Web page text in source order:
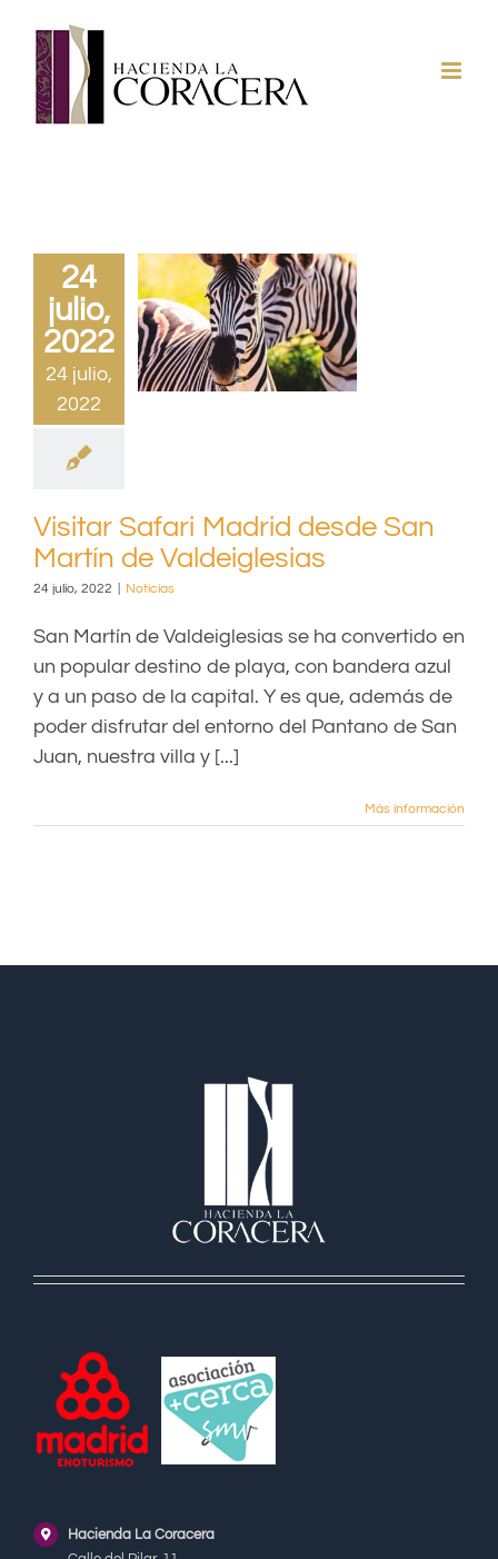
contenido
24
julio,
2022
24 julio,
2022
Visitar Safari Madrid desde San
Martín de Valdeiglesias
24 julio, 2022 Noticias
San Martín de Valdeiglesias se ha convertido en
un popular destino de playa, con bandera azul
y a un paso de la capital. Y es que, además de
poder disfrutar del entorno del Pantano de San
Juan, nuestra villa y [...]
Más información
Hacienda La Coracera